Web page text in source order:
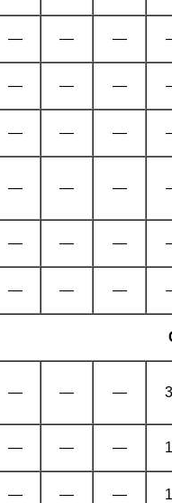
— — —
— — —
— — —
— — —
— — —
— — —
— — —
— — —
— — —